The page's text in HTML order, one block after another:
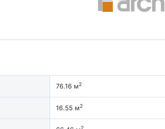
76.16 м2
16.55 м2
2